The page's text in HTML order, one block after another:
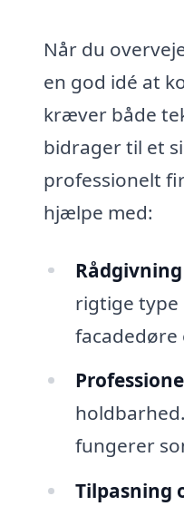
Når du
en god idé at
kræver både
bidrager til et
professionelt
hjælpe med:
rigtige type
facadedøre
fungerer
Tilpasning